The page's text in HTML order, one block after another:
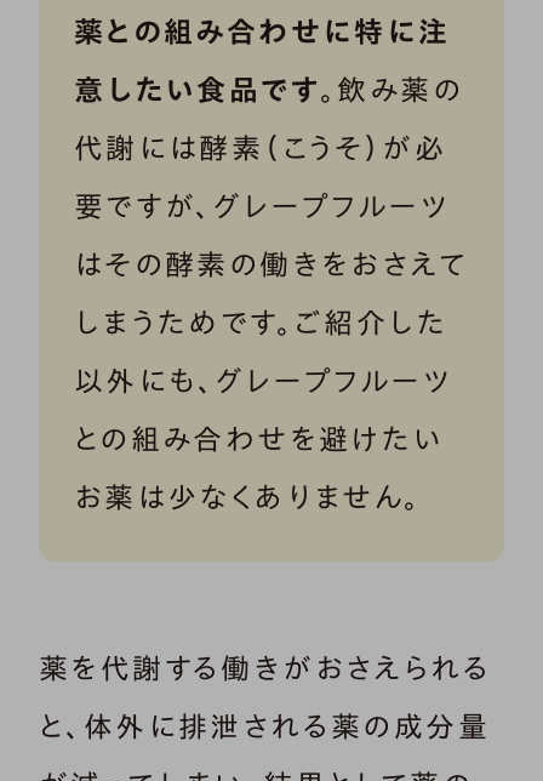
薬との組み合わせに特に注
意したい食品です。飲み薬の
代謝には酵素（こうそ）が必
要ですが、グレープフルーツ
はその酵素の働きをおさえて
しまうためです。ご紹介した
以外にも、グレープフルーツ
との組み合わせを避けたい
お薬は少なくありません。
薬を代謝する働きがおさえられる
と、体外に排泄される薬の成分量